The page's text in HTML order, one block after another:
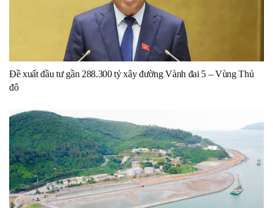
Đề xuất đầu tư gần 288.300 tỷ xây đường Vành đai 5 – Vùng Thủ
đô